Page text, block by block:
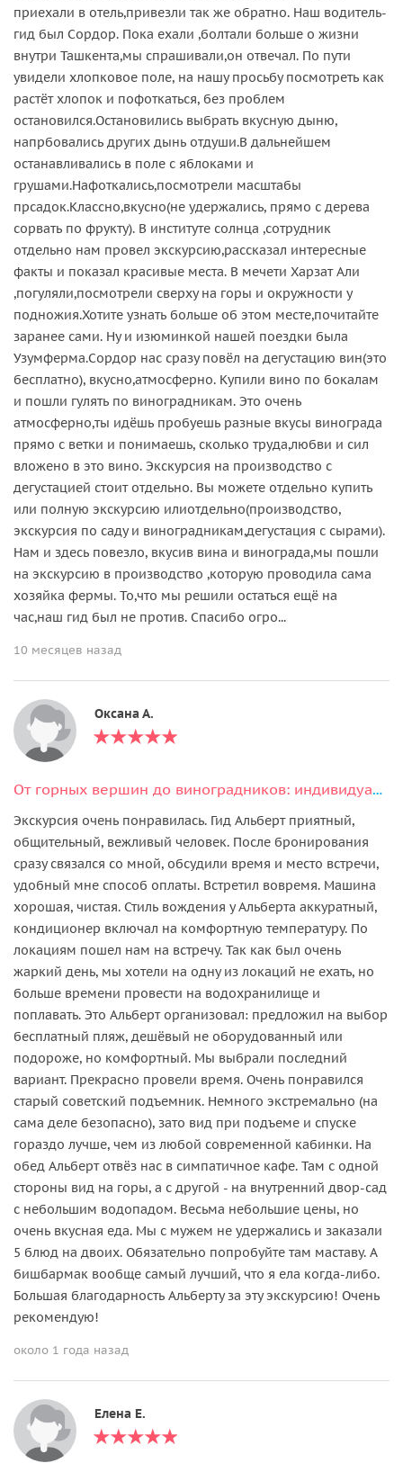
приехали в отель,привезли так же обратно. Наш водитель-
гид был Сордор. Пока ехали ,болтали больше о жизни
внутри Ташкента,мы спрашивали,он отвечал. По пути
увидели хлопковое поле, на нашу просьбу посмотреть как
растёт хлопок и пофоткаться, без проблем
остановился.Остановились выбрать вкусную дыню,
напрбовались других дынь отдуши.В дальнейшем
останавливались в поле с яблоками и
грушами.Нафоткались,посмотрели масштабы
прсадок.Классно,вкусно(не удержались, прямо с дерева
сорвать по фрукту). В институте солнца ,сотрудник
отдельно нам провел экскурсию,рассказал интересные
факты и показал красивые места. В мечети Харзат Али
,погуляли,посмотрели сверху на горы и окружности у
подножия.Хотите узнать больше об этом месте,почитайте
заранее сами. Ну и изюминкой нашей поездки была
Узумферма.Сордор нас сразу повёл на дегустацию вин(это
бесплатно), вкусно,атмосферно. Купили вино по бокалам
и пошли гулять по виноградникам. Это очень
атмосферно,ты идёшь пробуешь разные вкусы винограда
прямо с ветки и понимаешь, сколько труда,любви и сил
вложено в это вино. Экскурсия на производство с
дегустацией стоит отдельно. Вы можете отдельно купить
или полную экскурсию илиотдельно(производство,
экскурсия по саду и виноградникам,дегустация с сырами).
Нам и здесь повезло, вкусив вина и винограда,мы пошли
на экскурсию в производство ,которую проводила сама
хозяйка фермы. То,что мы решили остаться ещё на
час,наш гид был не против. Спасибо огро...
10 месяцев назад
Оксана А.
От горных вершин до виноградников: индивидуальный тур из Ташкента
Экскурсия очень понравилась. Гид Альберт приятный,
общительный, вежливый человек. После бронирования
сразу связался со мной, обсудили время и место встречи,
удобный мне способ оплаты. Встретил вовремя. Машина
хорошая, чистая. Стиль вождения у Альберта аккуратный,
кондиционер включал на комфортную температуру. По
локациям пошел нам на встречу. Так как был очень
жаркий день, мы хотели на одну из локаций не ехать, но
больше времени провести на водохранилище и
поплавать. Это Альберт организовал: предложил на выбор
бесплатный пляж, дешёвый не оборудованный или
подороже, но комфортный. Мы выбрали последний
вариант. Прекрасно провели время. Очень понравился
старый советский подъемник. Немного экстремально (на
сама деле безопасно), зато вид при подъеме и спуске
гораздо лучше, чем из любой современной кабинки. На
обед Альберт отвёз нас в симпатичное кафе. Там с одной
стороны вид на горы, а с другой - на внутренний двор-сад
с небольшим водопадом. Весьма небольшие цены, но
очень вкусная еда. Мы с мужем не удержались и заказали
5 блюд на двоих. Обязательно попробуйте там маставу. А
бишбармак вообще самый лучший, что я ела когда-либо.
Большая благодарность Альберту за эту экскурсию! Очень
рекомендую!
около 1 года назад
Елена Е.